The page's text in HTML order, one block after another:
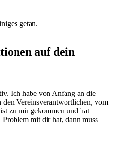
getan.
auf dein
Ich habe von Anfang an die
Vereinsverantwortlichen, vom
zu mir gekommen und hat
mit dir hat, dann muss